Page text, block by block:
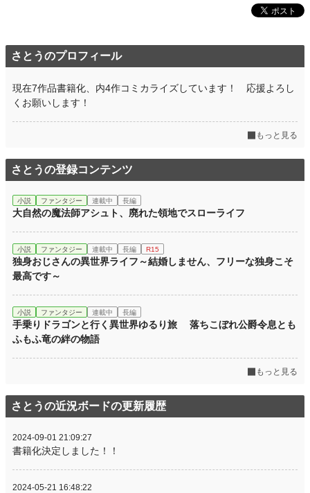
さとうのプロフィール
現在7作品書籍化、内4作コミカライズしています！ 応援よろし
くお願いします！
もっと見る
さとうの登録コンテンツ
小説 ファンタジー 連載中 長編
大自然の魔法師アシュト、廃れた領地でスローライフ
小説 ファンタジー 連載中 長編 R15
独身おじさんの異世界ライフ～結婚しません、フリーな独身こそ
最高です～
小説 ファンタジー 連載中 長編
手乗りドラゴンと行く異世界ゆるり旅 落ちこぼれ公爵令息とも
ふもふ竜の絆の物語
もっと見る
さとうの近況ボードの更新履歴
2024-09-01 21:09:27
書籍化決定しました！！
2024-05-21 16:48:22